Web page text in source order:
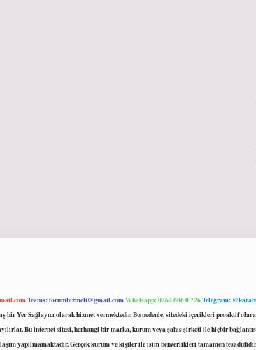
Teams:forumhizmeti@gmail.comWhatsapp: 0262 606 0 726Telegram:
Yer Sağlayıcı olarak hizmet vermektedir. Bu nedenle, sitedeki içerikleri proaktif
Bu internet sitesi, herhangi bir marka, kurum veya şahıs şirketi ile hiçbir
yapılmamaktadır. Gerçek kurum ve kişiler ile isim benzerlikleri tamamen